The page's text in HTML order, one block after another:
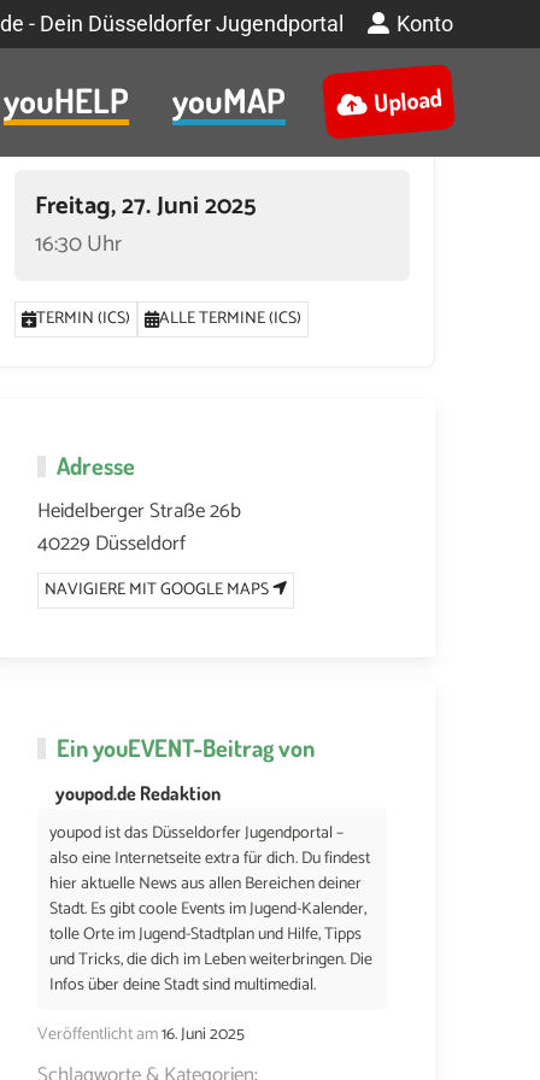
- Dein Düsseldorfer Jugendportal Konto
youHELP youMAP Upload
Freitag, 27. Juni 2025
16:30 Uhr
TERMIN (ICS) ALLE TERMINE (ICS)
Adresse
Heidelberger Straße 26b
40229 Düsseldorf
NAVIGIERE MIT GOOGLE MAPS
EinyouEVENT-Beitrag von
youpod.de Redaktion
youpod ist das Düsseldorfer Jugendportal –
also eine Internetseite extra für dich. Du findest
hier aktuelle News aus allen Bereichen deiner
Stadt. Es gibt coole Events im Jugend-Kalender,
tolle Orte im Jugend-Stadtplan und Hilfe, Tipps
und Tricks, die dich im Leben weiterbringen. Die
Infos über deine Stadt sind multimedial.
Veröffentlicht am16. Juni 2025